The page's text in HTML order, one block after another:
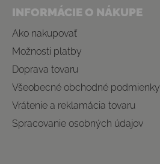
INFORMÁCIE O NÁKUPE
Ako nakupovať
Možnosti platby
Doprava tovaru
Všeobecné obchodné podmienky
Vrátenie a reklamácia tovaru
Spracovanie osobných údajov